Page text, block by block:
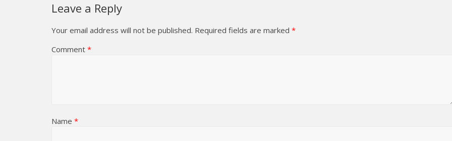
Leave a Reply
Your email address will not be published. Required fields are marked *
Comment *
Name *